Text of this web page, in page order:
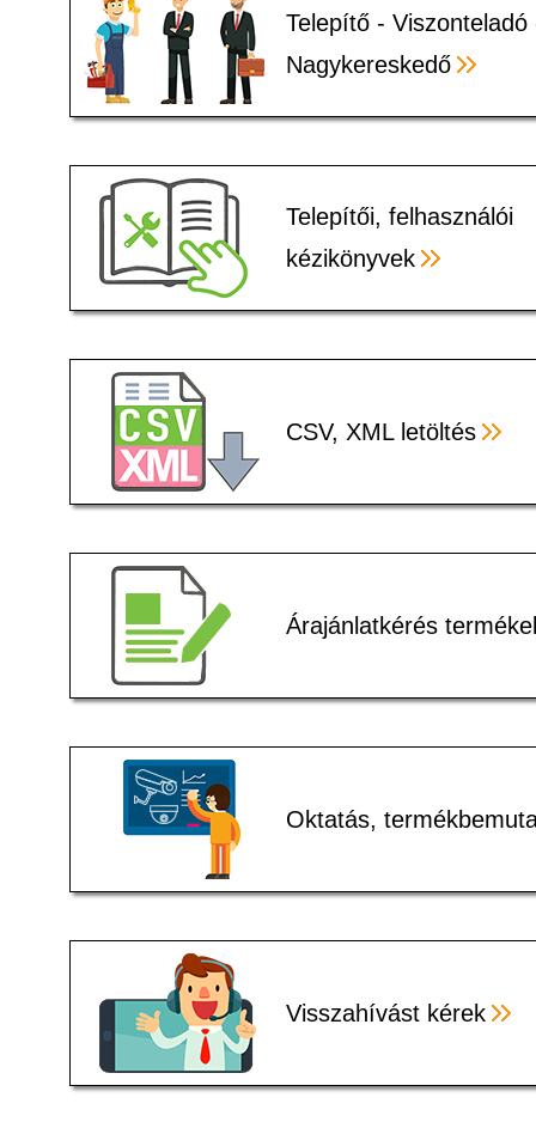
Telepítő - Viszonteladó
Nagykereskedő
Telepítői, felhasználói
kézikönyvek
CSV, XML letöltés
Árajánlatkérés
Oktatás,
Visszahívást kérek